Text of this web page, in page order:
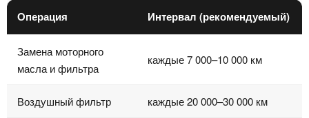
Операция Интервал (рекомендуемый)
Замена моторного
масла и фильтра
каждые 7 000–10 000 км
Воздушный фильтр каждые 20 000–30 000 км